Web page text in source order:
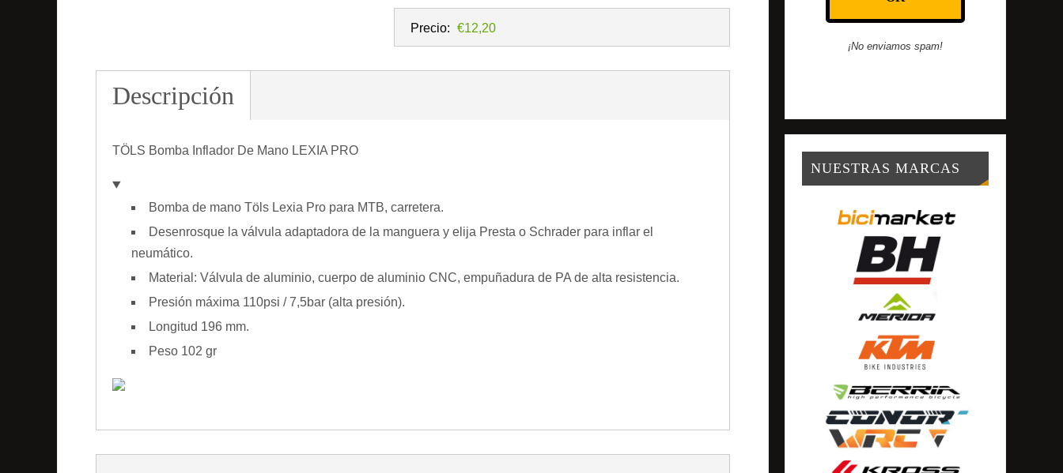
Precio: €12,20
Descripción
TÖLS Bomba Inflador De Mano LEXIA PRO
Bomba de mano Töls Lexia Pro para MTB, carretera.
Desenrosque la válvula adaptadora de la manguera y elija Presta o Schrader para inflar el
neumático.
Material: Válvula de aluminio, cuerpo de aluminio CNC, empuñadura de PA de alta resistencia.
Presión máxima 110psi / 7,5bar (alta presión).
Longitud 196 mm.
Peso 102 gr
¡No enviamos spam!
NUESTRAS MARCAS